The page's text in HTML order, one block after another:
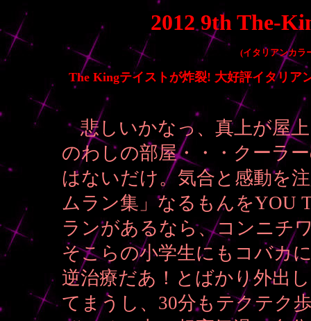
2012 9th The-
(イタリアンカラ
The Kingテイストが炸裂! 大好評イタリア
悲しいかなっ、真上が屋
のわしの部屋・・・クーラ
はないだけ。気合と感動を
ムラン集」なるもんをYOU
ランがあるなら、コンニチ
そこらの小学生にもコバカ
逆治療だあ！とばかり外出
てまうし、30分もテクテク